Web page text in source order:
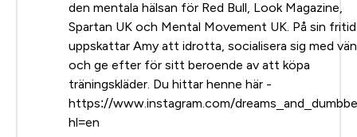
den mentala hälsan för Red Bull, Look Magazine,
Spartan UK och Mental Movement UK. På sin fritid
uppskattar Amy att idrotta, socialisera sig med
och ge efter för sitt beroende av att köpa
träningskläder. Du hittar henne här -
https://www.instagram.com/
hl=en